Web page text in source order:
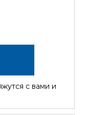
с вами и